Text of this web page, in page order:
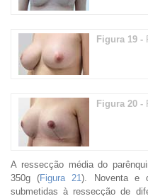
Figura 19 -
Figura 20 -
A ressecção média do
350g (Figura 21). Noventa e
submetidas à ressecção de